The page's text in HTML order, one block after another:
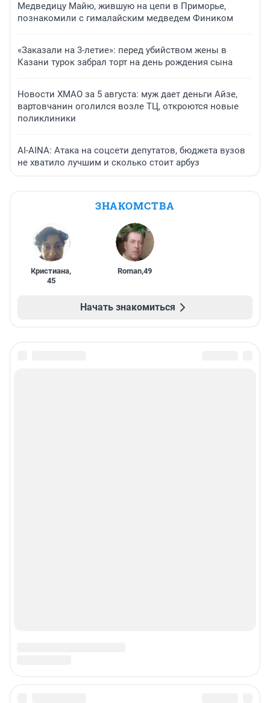
Медведицу Майю, жившую на цепи в Приморье,
познакомили с гималайским медведем Фиником
«Заказали на 3-летие»: перед убийством жены в
Казани турок забрал торт на день рождения сына
Новости ХМАО за 5 августа: муж дает деньги Айзе,
вартовчанин оголился возле ТЦ, откроются новые
поликлиники
AI-AINA: Атака на соцсети депутатов, бюджета вузов
не хватило лучшим и сколько стоит арбуз
ЗНАКОМСТВА
Кристиана,
45
Roman,49
Начать знакомиться